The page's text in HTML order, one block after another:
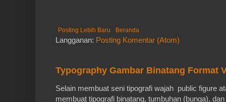
Posting Lebih Baru Beranda
Langganan: Posting Komentar (Atom)
Typography Gambar Binatang Format
Selain membuat seni tipografi wajah public figure
membuat tipografi binatang, tumbuhan (bunga),